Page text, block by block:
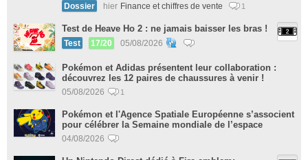
Dossier hier Finance et chiffres de vente 1
Test de Heave Ho 2 : ne jamais baisser les bras !
Test 17/20 05/08/2026
Pokémon et Adidas présentent leur collaboration :
découvrez les 12 paires de chaussures à venir !
05/08/2026 1
Pokémon et l'Agence Spatiale Européenne s’associent
pour célébrer la Semaine mondiale de l’espace
04/08/2026